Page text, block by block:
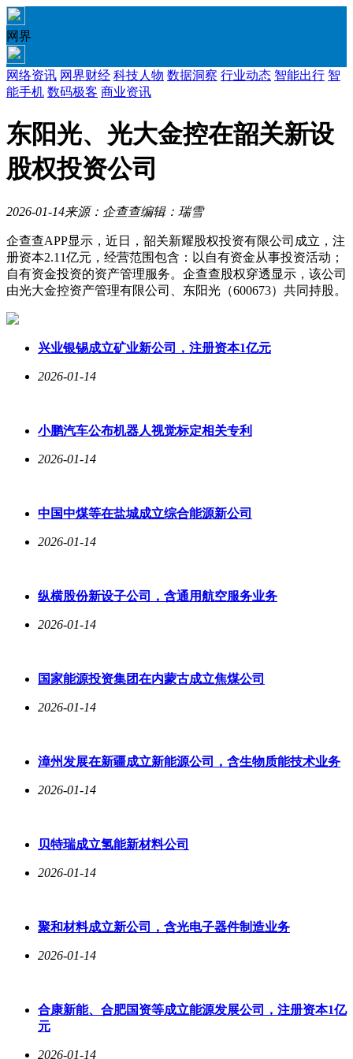
网界
网络资讯 网界财经 科技人物 数据洞察 行业动态 智能出行 智
能手机 数码极客 商业资讯
东阳光、光大金控在韶关新设
股权投资公司
2026-01-14来源：企查查编辑：瑞雪
企查查APP显示，近日，韶关新耀股权投资有限公司成立，注
册资本2.11亿元，经营范围包含：以自有资金从事投资活动；
自有资金投资的资产管理服务。企查查股权穿透显示，该公司
由光大金控资产管理有限公司、东阳光（600673）共同持股。
兴业银锡成立矿业新公司，注册资本1亿元
2026-01-14
小鹏汽车公布机器人视觉标定相关专利
2026-01-14
中国中煤等在盐城成立综合能源新公司
2026-01-14
纵横股份新设子公司，含通用航空服务业务
2026-01-14
国家能源投资集团在内蒙古成立焦煤公司
2026-01-14
漳州发展在新疆成立新能源公司，含生物质能技术业务
2026-01-14
贝特瑞成立氢能新材料公司
2026-01-14
聚和材料成立新公司，含光电子器件制造业务
2026-01-14
合康新能、合肥国资等成立能源发展公司，注册资本1亿
元
2026-01-14